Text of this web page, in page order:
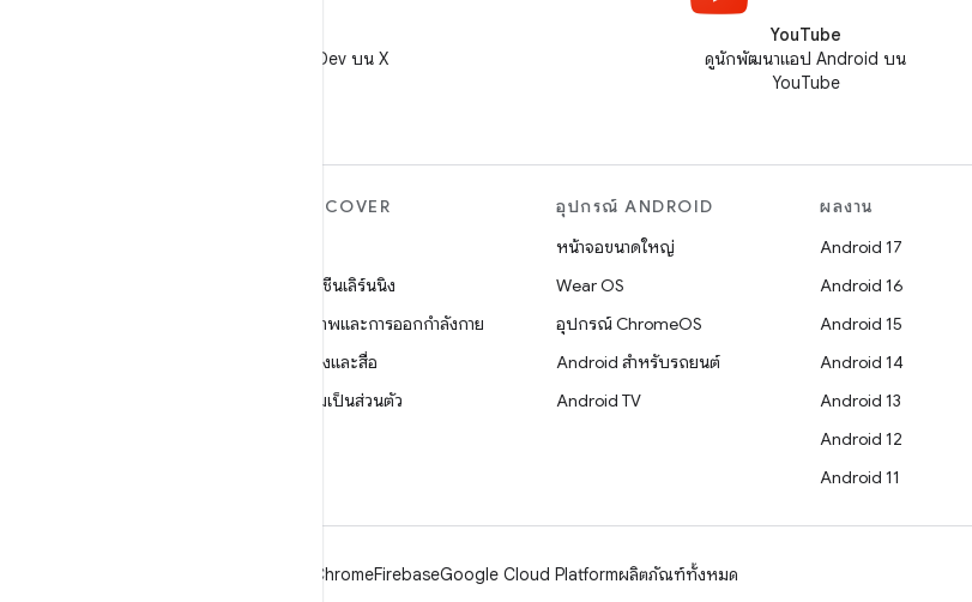
ติดตาม @AndroidDev บน X
YouTube
ดูนักพัฒนาแอป Android บน
YouTube
DISCOVER
แมชชีนเลิร์นนิง
สุขภาพและการออกกำลังกาย
กล้องและสื่อ
ความเป็นส่วนตัว
อุปกรณ์ ANDROID
หน้าจอขนาดใหญ่
Wear OS
อุปกรณ์ ChromeOS
Android สำหรับรถยนต์
Android TV
ผลงาน
Android 17
Android 16
Android 15
Android 14
Android 13
Android 12
Android 11
ChromeFirebaseGoogle Cloud Platformผลิตภัณฑ์ทั้งหมด